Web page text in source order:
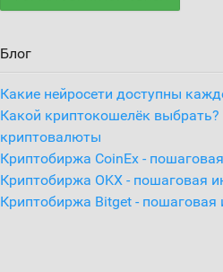
Блог
Какие нейросети доступны
Какой криптокошелёк
криптовалюты
Криптобиржа CoinEx -
Криптобиржа OKX - пошаговая
Криптобиржа Bitget - пошаговая